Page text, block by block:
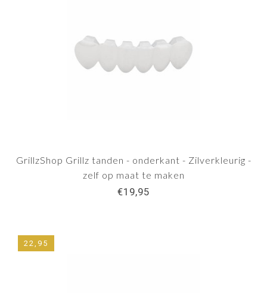
GrillzShop Grillz tanden - onderkant - Zilverkleurig -
zelf op maat te maken
€19,95
22,95